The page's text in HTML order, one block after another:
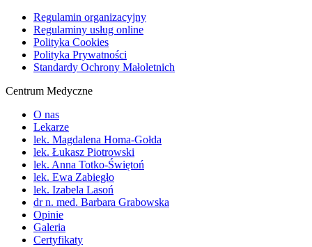
Regulamin organizacyjny
Regulaminy usług online
Polityka Cookies
Polityka Prywatności
Standardy Ochrony Małoletnich
Centrum Medyczne
O nas
Lekarze
lek. Magdalena Homa-Gołda
lek. Łukasz Piotrowski
lek. Anna Totko-Świętoń
lek. Ewa Zabiegło
lek. Izabela Lasoń
dr n. med. Barbara Grabowska
Opinie
Galeria
Certyfikaty